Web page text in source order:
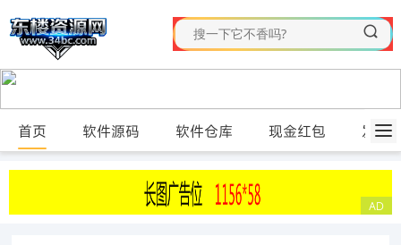
首页 软件源码 软件仓库 现金红包 发布